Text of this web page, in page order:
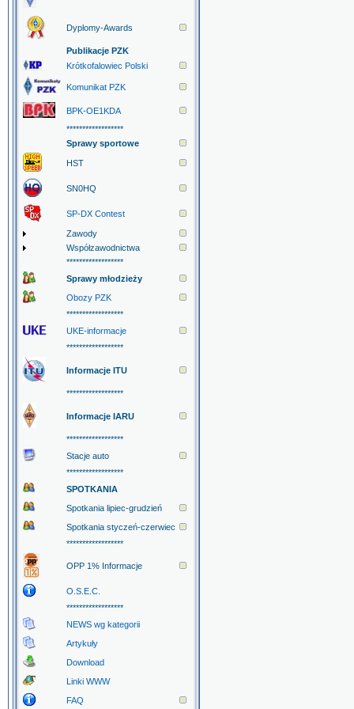
Dyplomy-Awards
Publikacje PZK
Krótkofalowiec Polski
Komunikat PZK
BPK-OE1KDA
******************
Sprawy sportowe
HST
SN0HQ
SP-DX Contest
Zawody
Współzawodnictwa
******************
Sprawy młodzieży
Obozy PZK
******************
UKE-informacje
******************
Informacje ITU
******************
Informacje IARU
******************
Stacje auto
******************
SPOTKANIA
Spotkania lipiec-grudzień
Spotkania styczeń-czerwiec
******************
OPP 1% Informacje
O.S.E.C.
******************
NEWS wg kategorii
Artykuły
Download
Linki WWW
FAQ